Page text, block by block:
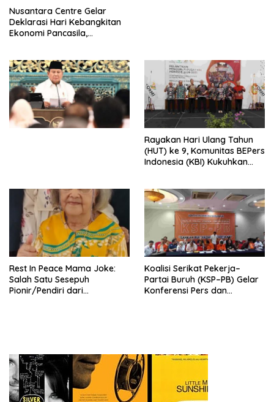
Nusantara Centre Gelar
Deklarasi Hari Kebangkitan
Ekonomi Pancasila,
Penjajahan (Pergolakan
Ekonomi Politik Indonesia) &
Simposium Nasional “Urgensi
Undang-Undang
Perekonomian Nasional dan
Kesejahteraan Sosial dalam
Rayakan Hari Ulang Tahun
(HUT) ke 9, Komunitas BEPers
Indonesia (KBI) Kukuhkan
Tema: “Penguatan dan
Pengembangan Organisasi
KBI yang Berbasis Riset di
seluruh Indonesia dan
Mancanegara”.
Rest In Peace Mama Joke:
Salah Satu Sesepuh
Pionir/Pendiri dari
Koalisi Serikat Pekerja–
Partai Buruh (KSP–PB) Gelar
Konferensi Pers dan